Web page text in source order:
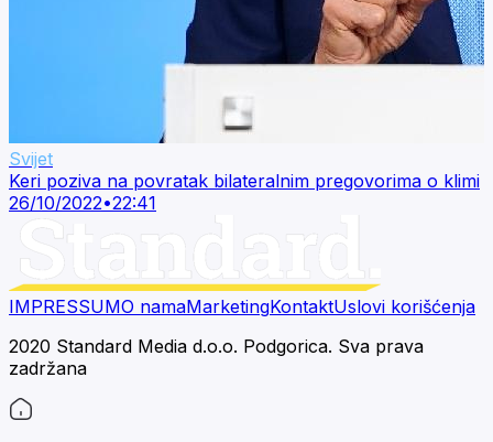
Svijet
Keri poziva na povratak bilateralnim pregovorima o klimi
26/10/2022•22:41
IMPRESSUMO namaMarketingKontaktUslovi korišćenja
2020 Standard Media d.o.o. Podgorica. Sva prava
zadržana